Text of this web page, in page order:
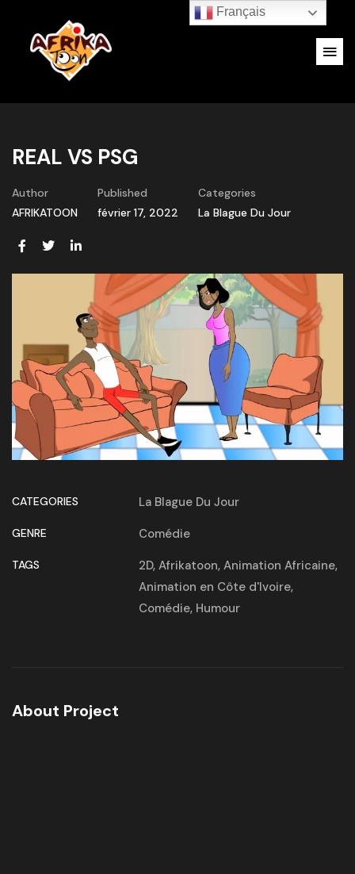
REAL VS PSG
Author
AFRIKATOON
Published
février 17, 2022
Categories
La Blague Du Jour
CATEGORIES La Blague Du Jour
GENRE Comédie
TAGS 2D, Afrikatoon, Animation Africaine,
Animation en Côte d'Ivoire,
Comédie, Humour
About Project
Français